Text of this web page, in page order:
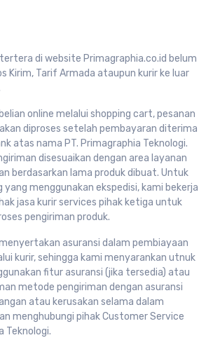
di website Primagraphia.co.id belum
Kirim, Tarif Armada ataupun kurir ke luar
online melalui shopping cart, pesanan
diproses setelah pembayaran diterima
atas nama PT. Primagraphia Teknologi.
disesuaikan dengan area layanan
berdasarkan lama produk dibuat. Untuk
yang menggunakan ekspedisi, kami bekerja
jasa kurir services pihak ketiga untuk
pengiriman produk.
asuransi dalam pembiayaan
kurir, sehingga kami menyarankan utnuk
fitur asuransi (jika tersedia) atau
metode pengiriman dengan asuransi
atau kerusakan selama dalam
menghubungi pihak Customer Service
Teknologi.